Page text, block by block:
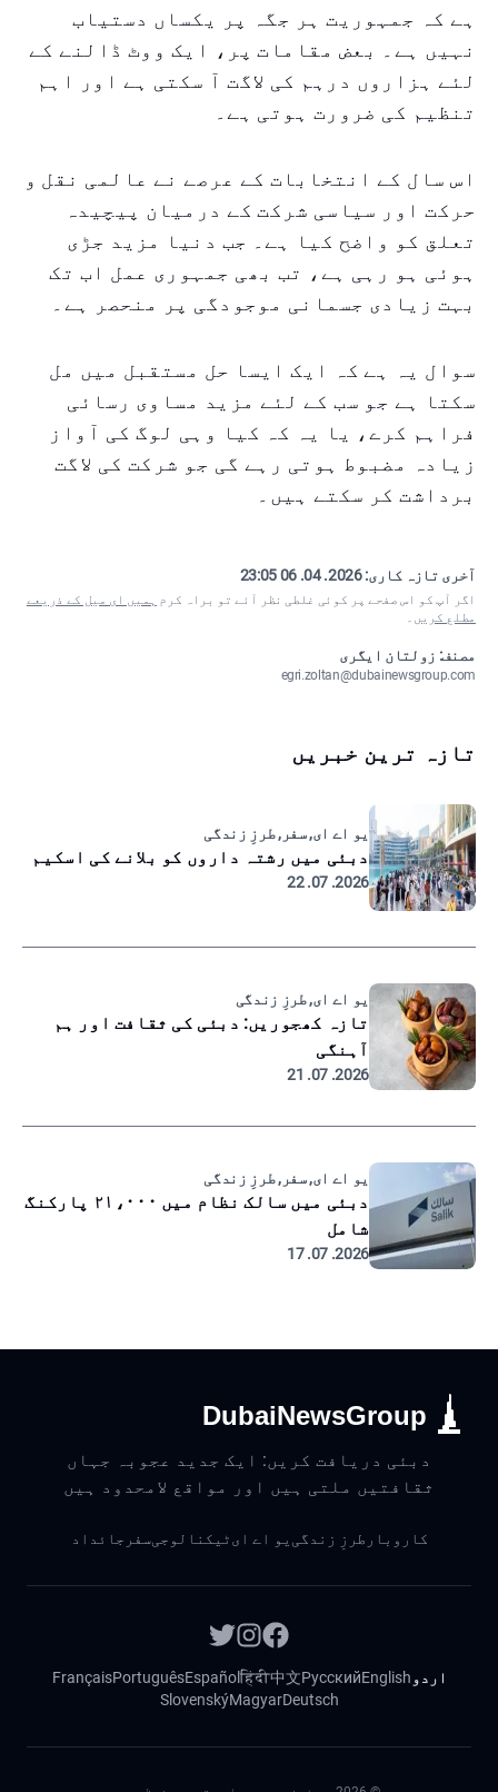
ہے کہ جمہوریت ہر جگہ پر یکساں دستیاب
نہیں ہے۔ بعض مقامات پر، ایک ووٹ ڈالنے کے
لئے ہزاروں درہم کی لاگت آ سکتی ہے اور اہم
تنظیم کی ضرورت ہوتی ہے۔
اس سال کے انتخابات کے عرصے نے عالمی نقل و
حرکت اور سیاسی شرکت کے درمیان پیچیدہ
تعلق کو واضح کیا ہے۔ جب دنیا مزید جڑی
ہوئی ہو رہی ہے، تب بھی جمہوری عمل اب تک
بہت زیادی جسمانی موجودگی پر منحصر ہے۔
سوال یہ ہے کہ ایک ایسا حل مستقبل میں مل
سکتا ہے جو سب کے لئے مزید مساوی رسائی
فراہم کرے، یا یہ کہ کیا وہی لوگ کی آواز
زیادہ مضبوط ہوتی رہے گی جو شرکت کی لاگت
برداشت کر سکتے ہیں۔
آخری تازہ کاری:2026. 04. 06 23:05
اگر آپ کو اس صفحے پر کوئی غلطی نظر آئے تو براہ کرم ہمیں ای میل کے ذریعے
مطلع کریں ۔
مصنف: زولتان ایگری
egri.zoltan@dubainewsgroup.com
تازہ ترین خبریں
یو اے ای, سفر, طرزِ زندگی
دبئی میں رشتہ داروں کو بلانے کی اسکیم
2026. 07. 22
یو اے ای, طرزِ زندگی
تازہ کھجوریں: دبئی کی ثقافت اور ہم
آہنگی
2026. 07. 21
یو اے ای, سفر, طرزِ زندگی
دبئی میں سالک نظام میں ۲۱،۰۰۰ پارکنگ
شامل
2026. 07. 17
DubaiNewsGroup
دبئی دریافت کریں: ایک جدید عجوبہ جہاں
ثقافتیں ملتی ہیں اور مواقع لامحدود ہیں
کاروبار طرزِ زندگی یو اے ایٹیکنالوجیسفر جائداد
اردو English
Русский
中文
हिंदी
Español
Português
Français
Deutsch
Magyar
Slovenský